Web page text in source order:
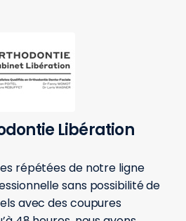
Libération
répétées de notre ligne
sans possibilité de
avec des coupures